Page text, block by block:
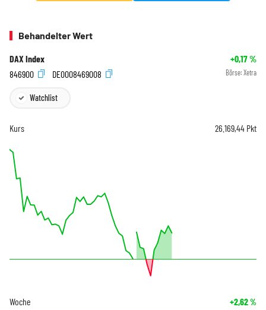
Behandelter Wert
DAX Index +0,17%
846900
DE0008469008 Börse: Xetra
Watchlist
Kurs 26.169,44 Pkt
Woche +2,62%